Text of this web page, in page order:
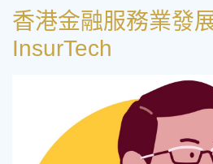
香港金融服務業發
InsurTech